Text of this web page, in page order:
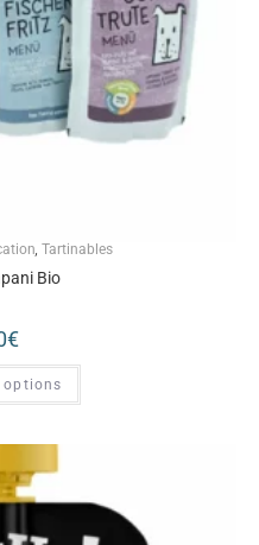
, Tartinables
Bio
€
options